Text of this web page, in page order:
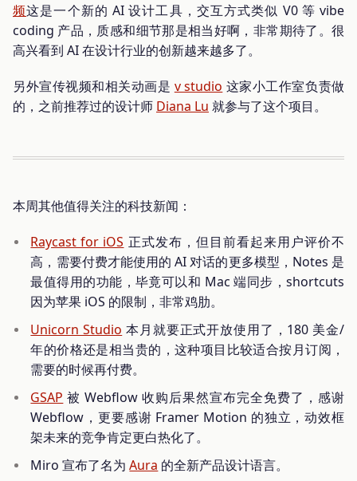
频这是一个新的 AI 设计工具，交互方式类似 V0 等 vibe
coding 产品，质感和细节那是相当好啊，非常期待了。很
高兴看到 AI 在设计行业的创新越来越多了。
另外宣传视频和相关动画是 v studio 这家小工作室负责做
的，之前推荐过的设计师 Diana Lu 就参与了这个项目。
本周其他值得关注的科技新闻：
Raycast for iOS 正式发布，但目前看起来用户评价不
高，需要付费才能使用的 AI 对话的更多模型，Notes 是
最值得用的功能，毕竟可以和 Mac 端同步，shortcuts
因为苹果 iOS 的限制，非常鸡肋。
Unicorn Studio 本月就要正式开放使用了，180 美金/
年的价格还是相当贵的，这种项目比较适合按月订阅，
需要的时候再付费。
GSAP 被 Webflow 收购后果然宣布完全免费了，感谢
Webflow，更要感谢 Framer Motion 的独立，动效框
架未来的竞争肯定更白热化了。
Miro 宣布了名为Aura 的全新产品设计语言。